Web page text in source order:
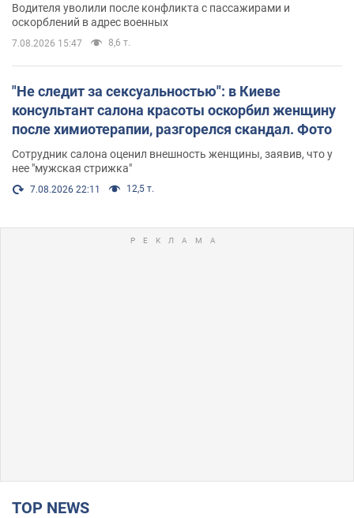
Водителя уволили после конфликта с пассажирами и
оскорблений в адрес военных
7.08.2026 15:47 8,6 т.
"Не следит за сексуальностью": в Киеве
консультант салона красоты оскорбил женщину
после химиотерапии, разгорелся скандал. Фото
Сотрудник салона оценил внешность женщины, заявив, что у
нее "мужская стрижка"
7.08.2026 22:11 12,5 т.
TOP NEWS